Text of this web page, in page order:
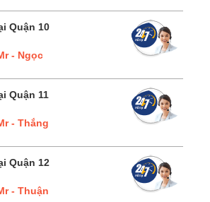
Quận 10
- Ngọc
Quận 11
- Thắng
Quận 12
- Thuận